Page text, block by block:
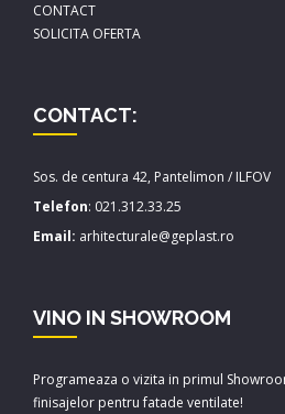
CONTACT
SOLICITA OFERTA
CONTACT:
Sos. de centura 42, Pantelimon / ILFOV
Telefon: 021.312.33.25
Email: arhitecturale@geplast.ro
VINO IN SHOWROOM
Programeaza o vizita in primul
finisajelor pentru fatade ventilate!